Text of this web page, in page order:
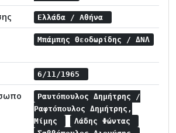
Ελλάδα / Αθήνα
Μπάμπης Θεοδωρίδης / ΔΝΛ
6/11/1965
Ραυτόπουλος Δημήτρης /
Ραφτόπουλος Δημήτρης,
Μίμης
Λάδης Φώντας